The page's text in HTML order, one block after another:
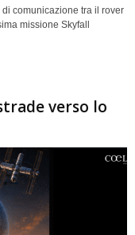
comunicazione tra il rover
missione Skyfall
verso lo